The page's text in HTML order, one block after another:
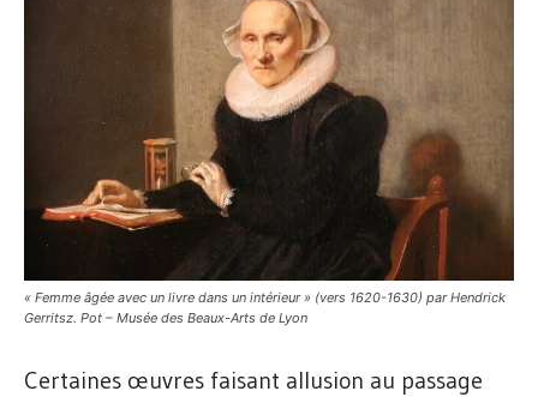
« Femme âgée avec un livre dans un intérieur » (vers 1620-1630) par Hendrick
Gerritsz. Pot – Musée des Beaux-Arts de Lyon
Certaines œuvres faisant allusion au passage